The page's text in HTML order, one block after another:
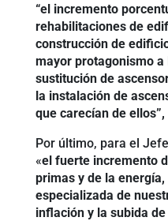
“el incremento
rehabilitaciones de
construcción de
mayor protagonismo
sustitución de
la instalación de
que carecían de ellos”,
Por último, para el
«el fuerte incremento
primas y de la
especializada de
inflación y la subida